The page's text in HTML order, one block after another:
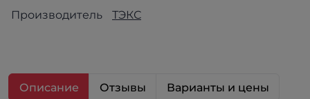
Производитель
ТЭКС
Описание Отзывы Варианты и цены